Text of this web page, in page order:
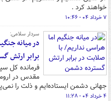
خواهند کرد .
۷ خرداد ۰۴ - ۱۰:۴۶
سردار سلامی:
در میانه
برابر ارتش
فرمانده کل
مقدس در
جهانی دشمن ایستاده‌ایم و ذلت را
۴ خرداد ۰۴ - ۱۱:۲۸